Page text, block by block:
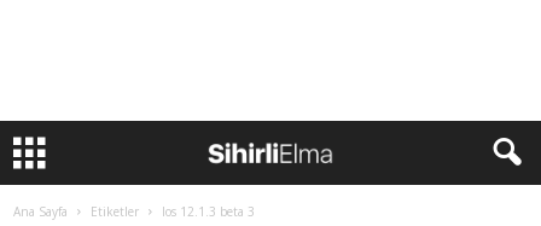
Ana Sayfa Etiketler Ios 12.1.3 beta 3